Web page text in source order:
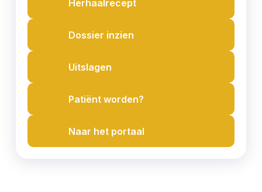
Herhaalrecept
Dossier inzien
Uitslagen
Patiënt worden?
Naar het portaal